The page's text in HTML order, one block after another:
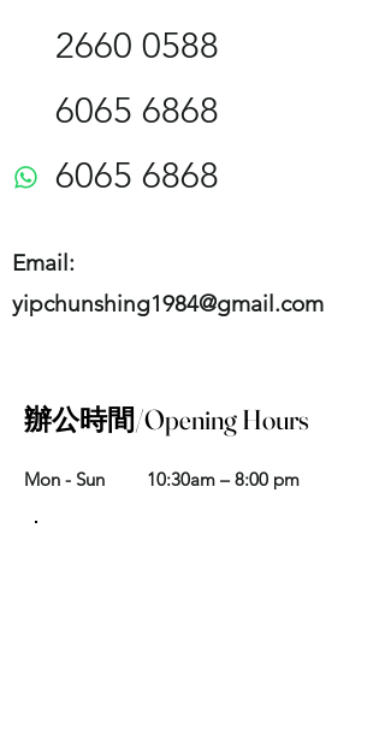
2660 0588
6065 6868
6065 6868
Email:
yipchunshing1984@gmail.com
辦公時間/Opening Hours
Mon - Sun 10:30am – 8:00 pm